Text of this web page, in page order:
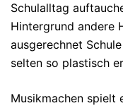
Schulalltag
Hintergrund andere
aus­ge­rech­net
selten so plastisch
Musikmachen spielt